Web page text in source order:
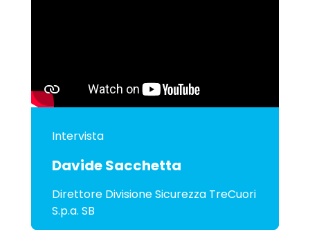
Intervista
Davide Sacchetta
Direttore Divisione Sicurezza TreCuori
S.p.a. SB